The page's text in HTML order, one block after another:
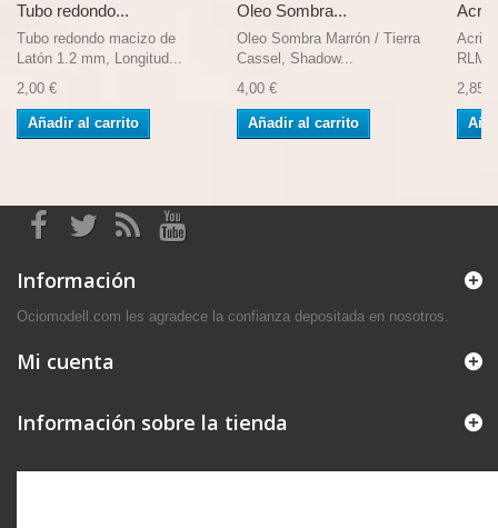
Tubo redondo...
Tubo redondo macizo de
Latón 1.2 mm, Longitud...
2,00 €
Añadir al carrito
Oleo Sombra...
Oleo Sombra Marrón / Tierra
Cassel, Shadow...
4,00 €
Añadir al carrito
2,85 €
Información
Ociomodell.com les agradece la confianza depositada en nosotros.
Mi cuenta
Información sobre la tienda